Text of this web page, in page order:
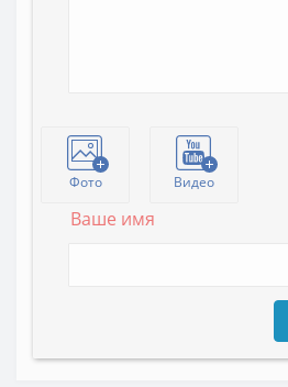
Фото Видео
Ваше имя